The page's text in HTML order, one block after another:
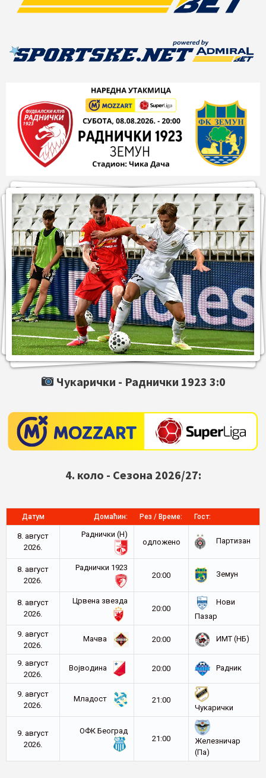
Чукарички - Раднички 1923 3:0
4. коло - Сезона 2026/27:
Датум Домаћин: Рез / Време: Гост:
8. август
2026.
Раднички (Н)
oдложено
Партизан
8. август
2026.
Раднички 1923
20:00
Земун
8. август
2026.
Црвена звезда
20:00
Нови
Пазар
9. август
2026.
Мачва 20:00 ИМТ (НБ)
9. август
2026.
Војводина 20:00 Радник
9. август
2026.
Младост
21:00
Чукарички
9. август
2026.
ОФК Београд
21:00
Железничар
(Па)